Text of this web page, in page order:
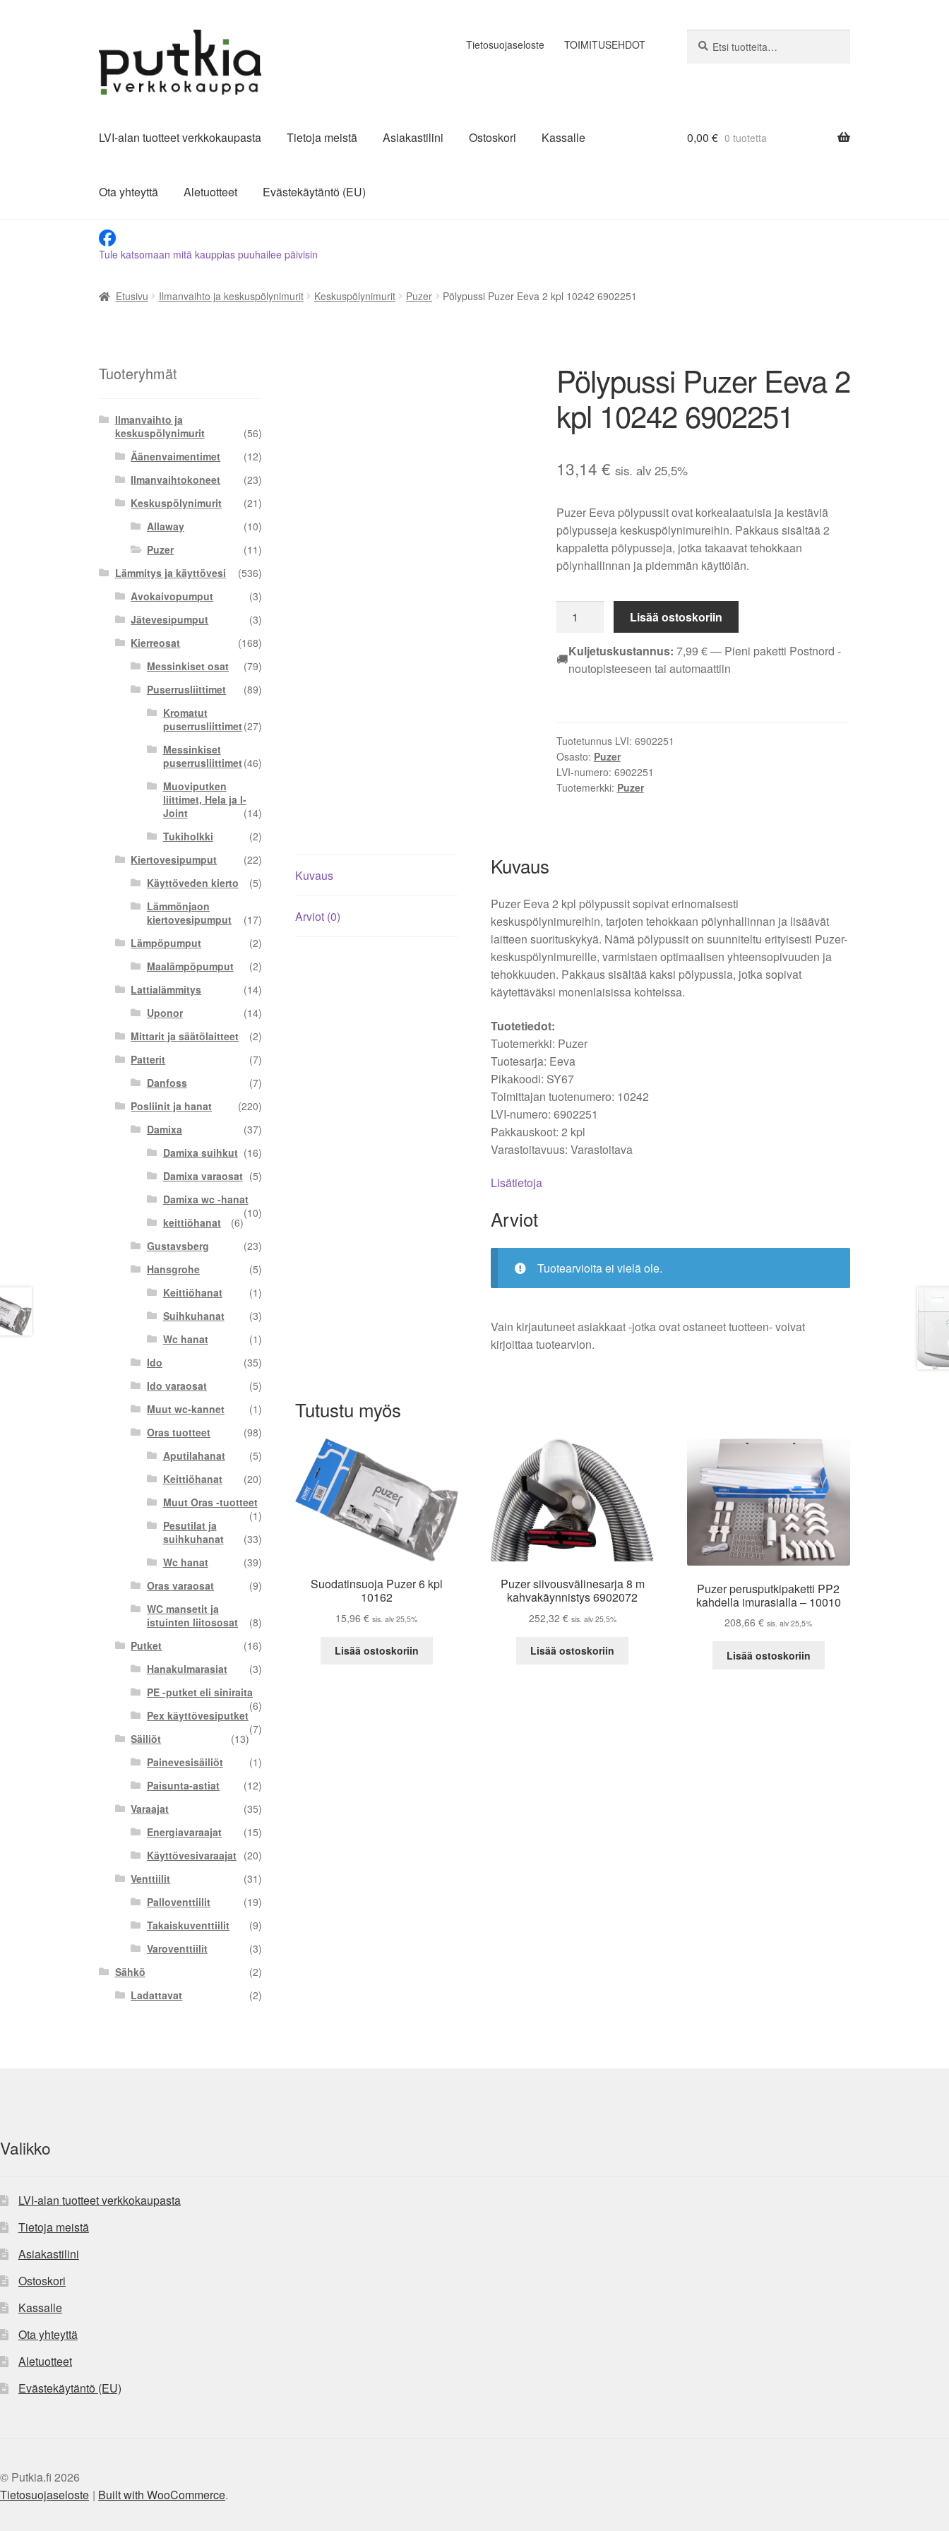
navigointiin
sisältöön
Tietosuojaseloste TOIMITUSEHDOT
LVI-alan tuotteet verkkokaupasta Tietoja meistä Asiakastilini Ostoskori Kassalle
Ota yhteyttä Aletuotteet Evästekäytäntö (EU)
0,00 € 0 tuotetta
Tule katsomaan mitä kauppias puuhailee päivisin
Etusivu Ilmanvaihto ja keskuspölynimurit Keskuspölynimurit Puzer Pölypussi Puzer Eeva 2 kpl 10242 6902251
Pölypussi Puzer Eeva 2
kpl 10242 6902251
13,14 € sis. alv 25,5%
Puzer Eeva pölypussit ovat korkealaatuisia ja kestäviä
pölypusseja keskuspölynimureihin. Pakkaus sisältää 2
kappaletta pölypusseja, jotka takaavat tehokkaan
pölynhallinnan ja pidemmän käyttöiän.
Puzer
Eeva
2
Lisää ostoskoriin
🚚Kuljetuskustannus: 7,99 €— Pieni paketti Postnord -
noutopisteeseen tai automaattiin
Tuotetunnus LVI: 6902251
Osasto: Puzer
LVI-numero: 6902251
Tuotemerkki: Puzer
Kuvaus
Arviot (0)
Kuvaus
Puzer Eeva 2 kpl pölypussit sopivat erinomaisesti
keskuspölynimureihin, tarjoten tehokkaan pölynhallinnan ja lisäävät
laitteen suorituskykyä. Nämä pölypussit on suunniteltu erityisesti Puzer-
keskuspölynimureille, varmistaen optimaalisen yhteensopivuuden ja
tehokkuuden. Pakkaus sisältää kaksi pölypussia, jotka sopivat
käytettäväksi monenlaisissa kohteissa.
Tuotetiedot:
Tuotemerkki: Puzer
Tuotesarja: Eeva
Pikakoodi: SY67
Toimittajan tuotenumero: 10242
LVI-numero: 6902251
Pakkauskoot: 2 kpl
Varastoitavuus: Varastoitava
Lisätietoja
Arviot
Tuotearvioita ei vielä ole.
Vain kirjautuneet asiakkaat -jotka ovat ostaneet tuotteen- voivat
kirjoittaa tuotearvion.
Tutustu myös
Suodatinsuoja Puzer 6 kpl
10162
15,96€ sis. alv 25,5%
Lisää ostoskoriin
Puzer siivousvälinesarja 8 m
kahvakäynnistys 6902072
252,32 € sis. alv 25,5%
Lisää ostoskoriin
Puzer perusputkipaketti PP2
kahdella imurasialla – 10010
208,66€ sis. alv 25,5%
Lisää ostoskoriin
Tuoteryhmät
Ilmanvaihto ja
keskuspölynimurit
(56)
Äänenvaimentimet
(12)
Ilmanvaihtokoneet
(23)
Keskuspölynimurit
(21)
Allaway
(10)
Puzer
(11)
Lämmitys ja käyttövesi
(536)
Avokaivopumput
(3)
Jätevesipumput
(3)
Kierreosat
(168)
Messinkiset osat
(79)
Puserrusliittimet
(89)
Kromatut
puserrusliittimet(27)
Messinkiset
puserrusliittimet(46)
Muoviputken
liittimet, Hela ja I-
Joint
(14)
Tukiholkki
(2)
Kiertovesipumput
(22)
Käyttöveden kierto
(5)
Lämmönjaon
kiertovesipumput
(17)
Lämpöpumput
(2)
Maalämpöpumput
(2)
Lattialämmitys
(14)
Uponor
(14)
Mittarit ja säätölaitteet
(2)
Patterit
(7)
Danfoss
(7)
Posliinit ja hanat
(220)
Damixa
(37)
Damixa suihkut (16)
Damixa varaosat (5)
Damixa wc -hanat
(10)
keittiöhanat
(6)
Gustavsberg
(23)
Hansgrohe
(5)
Keittiöhanat
(1)
Suihkuhanat
(3)
Wc hanat
(1)
Ido
(35)
Ido varaosat
(5)
Muut wc-kannet
(1)
Oras tuotteet
(98)
Aputilahanat
(5)
Keittiöhanat
(20)
Muut Oras -tuotteet
(1)
Pesutilat ja
suihkuhanat
(33)
Wc hanat
(39)
Oras varaosat
(9)
WC mansetit ja
istuinten liitososat
(8)
Putket
(16)
Hanakulmarasiat
(3)
PE -putket eli siniraita
(6)
Pex käyttövesiputket
(7)
Säiliöt
(13)
Painevesisäiliöt
(1)
Paisunta-astiat
(12)
Varaajat
(35)
Energiavaraajat
(15)
Käyttövesivaraajat (20)
Venttiilit
(31)
Palloventtiilit
(19)
Takaiskuventtiilit
(9)
Varoventtiilit
(3)
Sähkö
(2)
Ladattavat
(2)
Valikko
LVI-alan tuotteet verkkokaupasta
Tietoja meistä
Asiakastilini
Ostoskori
Kassalle
Ota yhteyttä
Aletuotteet
Evästekäytäntö (EU)
© Putkia.fi 2026
Tietosuojaseloste
Built with WooCommerce.